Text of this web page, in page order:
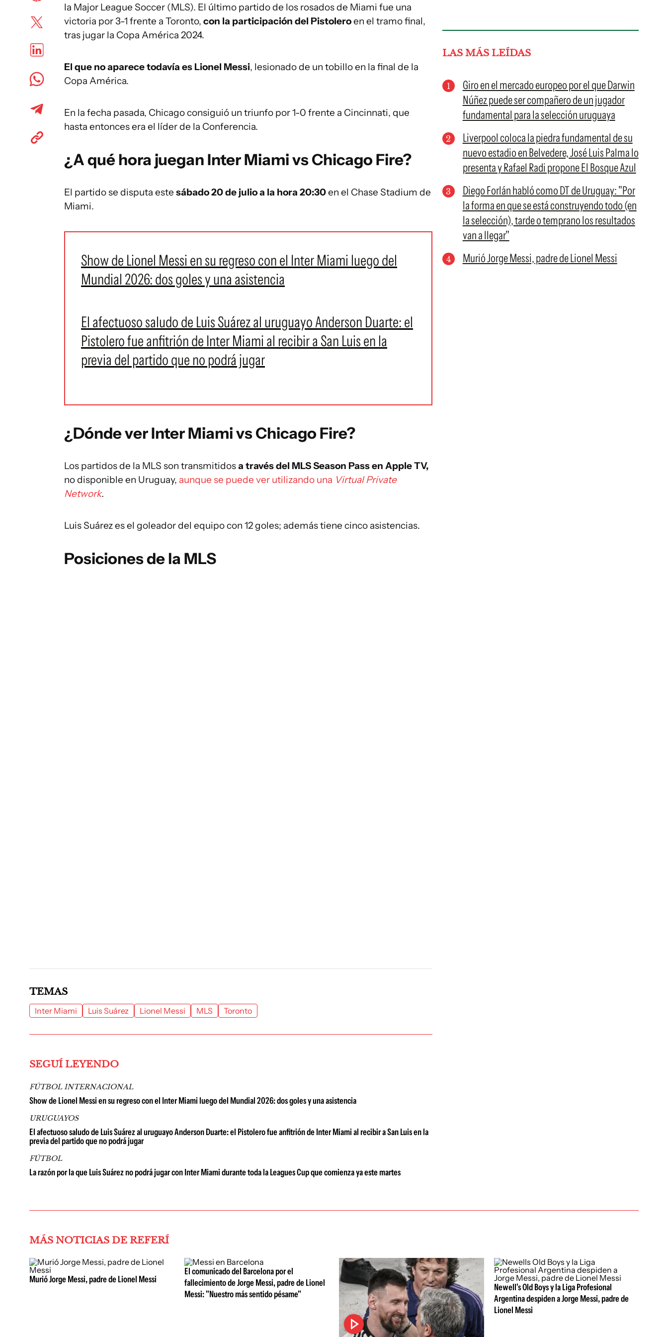
la Major League Soccer (MLS). El último partido de los rosados de Miami fue una
victoria por 3-1 frente a Toronto, con la participación del Pistoleroen el tramo final,
tras jugar la Copa América 2024.
El que no aparece todavía es Lionel Messi, lesionado de un tobillo en la final de la
Copa América.
En la fecha pasada, Chicago consiguió un triunfo por 1-0 frente a Cincinnati, que
hasta entonces era el líder de la Conferencia.
¿A qué hora juegan Inter Miami vs Chicago Fire?
El partido se disputa este sábado 20 de julio a la hora 20:30en el Chase Stadium de
Miami.
Show de Lionel Messi en su regreso con el Inter Miami luego del
Mundial 2026: dos goles y una asistencia
El afectuoso saludo de Luis Suárez al uruguayo Anderson Duarte: el
Pistolero fue anfitrión de Inter Miami al recibir a San Luis en la
previa del partido que no podrá jugar
¿Dónde ver Inter Miami vs Chicago Fire?
Los partidos de la MLS son transmitidosa través del MLS Season Pass en Apple TV,
no disponible en Uruguay, aunque se puede ver utilizando una Virtual Private
Network.
Luis Suárez es el goleador del equipo con 12 goles; además tiene cinco asistencias.
Posiciones de la MLS
LAS MÁS LEÍDAS
Giro en el mercado europeo por el que Darwin
Núñez puede ser compañero de un jugador
fundamental para la selección uruguaya
Liverpool coloca la piedra fundamental de su
nuevo estadio en Belvedere, José Luis Palma lo
presenta y Rafael Radi propone El Bosque Azul
Diego Forlán habló como DT de Uruguay: "Por
la forma en que se está construyendo todo (en
la selección), tarde o temprano los resultados
van a llegar"
Murió Jorge Messi, padre de Lionel Messi
TEMAS
Inter Miami Luis Suárez Lionel Messi MLS Toronto
SEGUÍ LEYENDO
FÚTBOL INTERNACIONAL
Show de Lionel Messi en su regreso con el Inter Miami luego del Mundial 2026: dos goles y una asistencia
URUGUAYOS
El afectuoso saludo de Luis Suárez al uruguayo Anderson Duarte: el Pistolero fue anfitrión de Inter Miami al recibir a San Luis en la
previa del partido que no podrá jugar
FÚTBOL
La razón por la que Luis Suárez no podrá jugar con Inter Miami durante toda la Leagues Cup que comienza ya este martes
MÁS NOTICIAS DE REFERÍ
Murió Jorge Messi, padre de Lionel Messi
El comunicado del Barcelona por el
fallecimiento de Jorge Messi, padre de Lionel
Messi: "Nuestro más sentido pésame"
Newell's Old Boys y la Liga Profesional
Argentina despiden a Jorge Messi, padre de
Lionel Messi